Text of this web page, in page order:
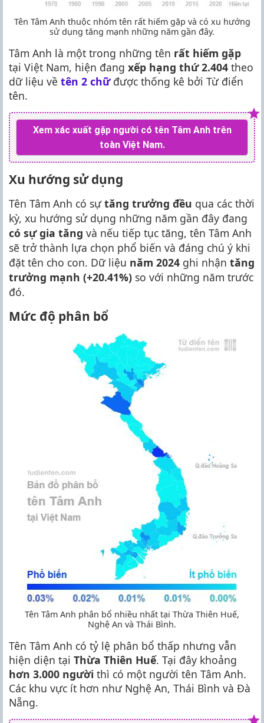
Tên Tâm Anh thuộc nhóm tên rất hiếm gặp và có xu hướng
sử dụng tăng mạnh những năm gần đây.
Tâm Anh là một trong những tên rất hiếm gặp
tại Việt Nam, hiện đang xếp hạng thứ 2.404 theo
dữ liệu về tên 2 chữđược thống kê bởi Từ điển
tên.
Xem xác xuất gặp người có tên Tâm Anh trên
toàn Việt Nam.
Xu hướng sử dụng
Tên Tâm Anh có sựtăng trưởng đều qua các thời
kỳ, xu hướng sử dụng những năm gần đây đang
có sự gia tăng và nếu tiếp tục tăng, tên Tâm Anh
sẽ trở thành lựa chọn phổ biến và đáng chú ý khi
đặt tên cho con. Dữ liệu năm 2024 ghi nhận tăng
trưởng mạnh (+20.41%) so với những năm trước
đó.
Mức độ phân bổ
Tên Tâm Anh phân bổ nhiều nhất tại Thừa Thiên Huế,
Nghệ An và Thái Bình.
Tên Tâm Anh có tỷ lệ phân bổ thấp nhưng vẫn
hiện diện tại Thừa Thiên Huế. Tại đây khoảng
hơn 3.000 người thì có một người tên Tâm Anh.
Các khu vực ít hơn như Nghệ An, Thái Bình và Đà
Nẵng.